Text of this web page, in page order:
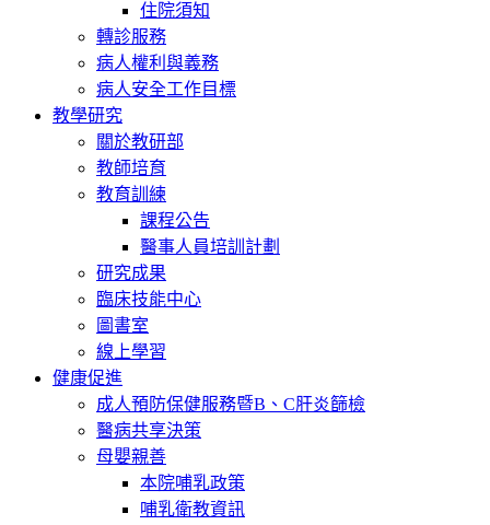
住院須知
轉診服務
病人權利與義務
病人安全工作目標
教學研究
關於教研部
教師培育
教育訓練
課程公告
醫事人員培訓計劃
研究成果
臨床技能中心
圖書室
線上學習
健康促進
成人預防保健服務暨B、C肝炎篩檢
醫病共享決策
母嬰親善
本院哺乳政策
哺乳衛教資訊